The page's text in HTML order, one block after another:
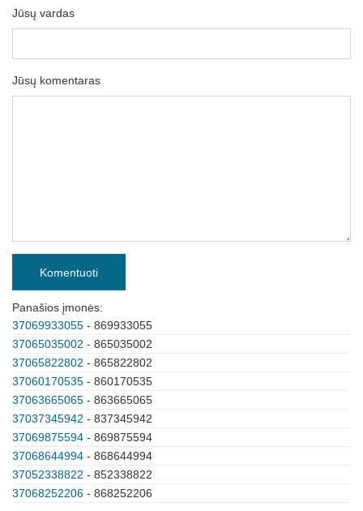
Jūsų vardas
Jūsų komentaras
Komentuoti
Panašios įmonės:
37069933055 - 869933055
37065035002 - 865035002
37065822802 - 865822802
37060170535 - 860170535
37063665065 - 863665065
37037345942 - 837345942
37069875594 - 869875594
37068644994 - 868644994
37052338822 - 852338822
37068252206 - 868252206